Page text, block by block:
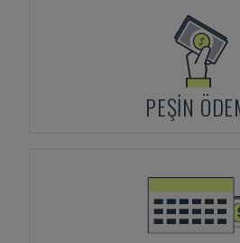
PEŞIN